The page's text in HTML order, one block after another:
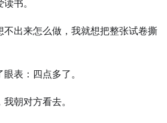
书。
不出来怎么做，我就想把整张试卷撕
表：四点多了。
朝对方看去。